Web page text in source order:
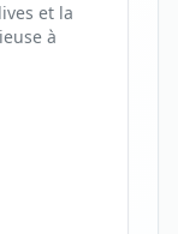
et la
à